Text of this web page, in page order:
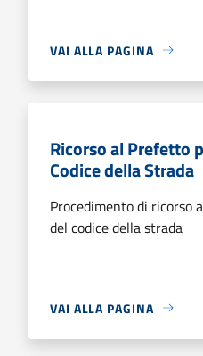
VAI ALLA PAGINA
Ricorso al Prefetto
Codice della Strada
Procedimento di ricorso
del codice della strada
VAI ALLA PAGINA